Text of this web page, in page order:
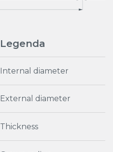
Legenda
Internal diameter
External diameter
Thickness